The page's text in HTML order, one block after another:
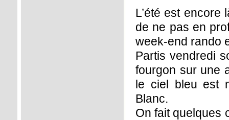
L’été est encore
de ne pas en
week-end rando
Partis vendredi
fourgon sur une
le ciel bleu est
Blanc.
On fait quelques